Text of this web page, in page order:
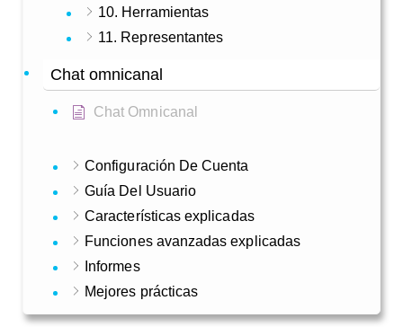
10. Herramientas
11. Representantes
Chat omnicanal
Chat Omnicanal
Configuración De Cuenta
Guía Del Usuario
Características explicadas
Funciones avanzadas explicadas
Informes
Mejores prácticas